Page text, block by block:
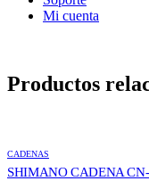
Mi cuenta
Productos
CADENAS
SHIMANO CADENA